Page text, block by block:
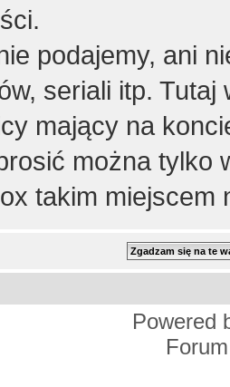
podajemy, ani
seriali itp. Tutaj
mający na
można tylko
takim miejscem
Powered